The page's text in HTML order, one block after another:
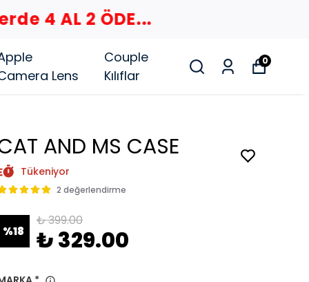
Lens
Couple
Kılıflar
0
AND MS CASE
Tükeniyor
2 değerlendirme
%18
₺ 399.00
₺ 329.00